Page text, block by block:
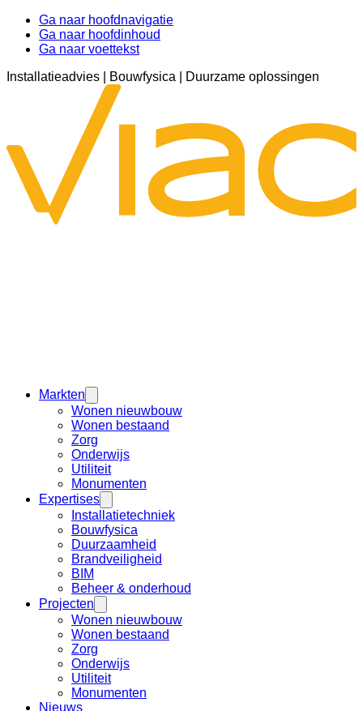
Ga naar hoofdnavigatie
Ga naar hoofdinhoud
Ga naar voettekst
Installatieadvies | Bouwfysica | Duurzame oplossingen
Markten
Wonen nieuwbouw
Wonen bestaand
Zorg
Onderwijs
Utiliteit
Monumenten
Expertises
Installatietechniek
Bouwfysica
Duurzaamheid
Brandveiligheid
BIM
Beheer & onderhoud
Projecten
Wonen nieuwbouw
Wonen bestaand
Zorg
Onderwijs
Utiliteit
Monumenten
Nieuws